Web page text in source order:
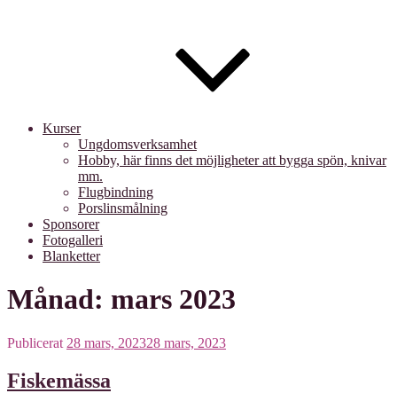
Kurser
Ungdomsverksamhet
Hobby, här finns det möjligheter att bygga spön, knivar
mm.
Flugbindning
Porslinsmålning
Sponsorer
Fotogalleri
Blanketter
Månad: mars 2023
Publicerat 28 mars, 202328 mars, 2023
Fiskemässa